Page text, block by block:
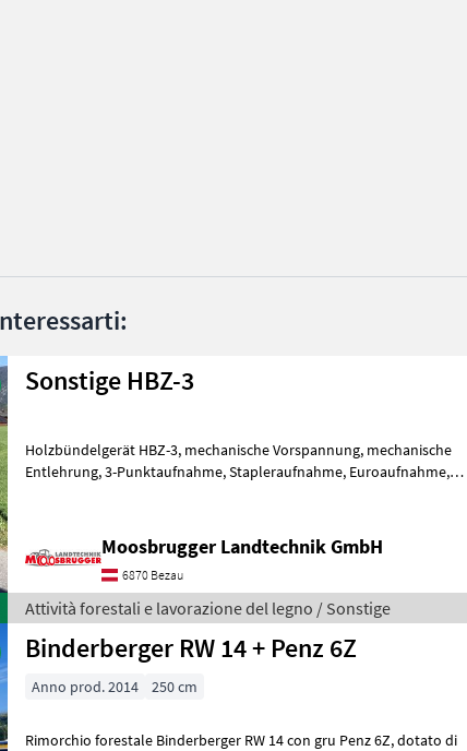
Sonstige HBZ-3
Holzbündelgerät HBZ-3, mechanische Vorspannung, mechanische
Entlehrung, 3-Punktaufnahme, Stapleraufnahme, Euroaufnahme,
Moosbrugger Landtechnik GmbH
6870 Bezau
Attività forestali e lavorazione del legno / Sonstige
Binderberger RW 14 + Penz 6Z
Anno prod. 2014 250 cm
Rimorchio forestale Binderberger RW 14 con gru Penz 6Z, dotato di